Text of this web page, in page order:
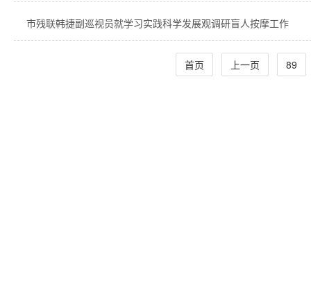
市残联韩捷副巡视员就学习实践科学发展观调研盲人按摩工作
首页 上一页 89